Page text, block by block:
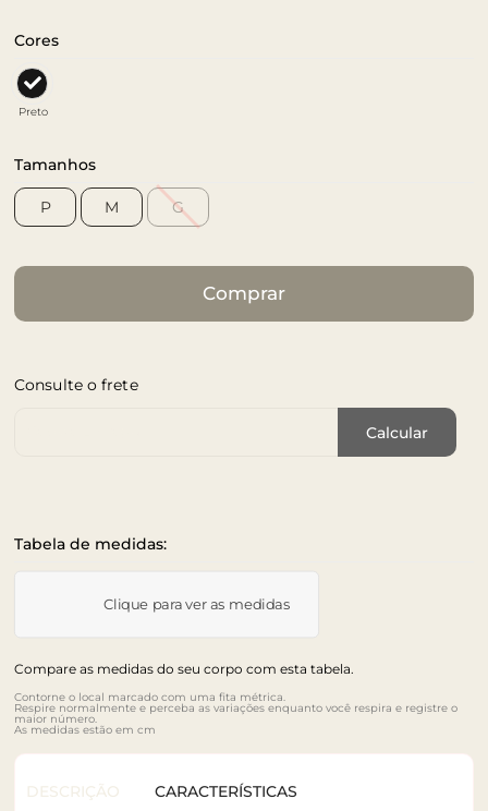
Cores
Preto
Tamanhos
P M G
Comprar
Consulte o frete
Calcular
Tabela de medidas:
Clique para ver as medidas
Compare as medidas do seu corpo com esta tabela.
Contorne o local marcado com uma fita métrica.
Respire normalmente e perceba as variações enquanto você respira e registre o
maior número.
As medidas estão em cm
DESCRIÇÃO CARACTERÍSTICAS